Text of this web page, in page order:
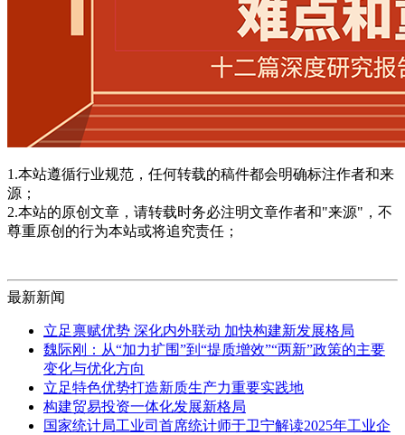
1.本站遵循行业规范，任何转载的稿件都会明确标注作者和来
源；
2.本站的原创文章，请转载时务必注明文章作者和"来源"，不
尊重原创的行为本站或将追究责任；
最新新闻
立足禀赋优势 深化内外联动 加快构建新发展格局
魏际刚：从“加力扩围”到“提质增效”“两新”政策的主要
变化与优化方向
立足特色优势打造新质生产力重要实践地
构建贸易投资一体化发展新格局
国家统计局工业司首席统计师于卫宁解读2025年工业企